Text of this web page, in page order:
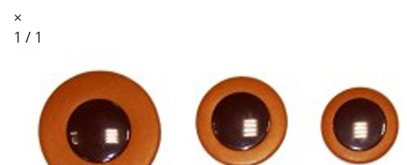
×
1 / 1